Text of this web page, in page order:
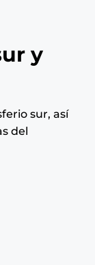
y
sur, así
del